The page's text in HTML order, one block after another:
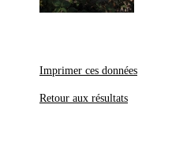
Imprimer ces données
Retour aux résultats